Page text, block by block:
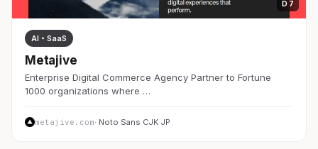
D 7
AI・SaaS
Metajive
Enterprise Digital Commerce Agency Partner to Fortune
1000 organizations where …
metajive.com· Noto Sans CJK JP